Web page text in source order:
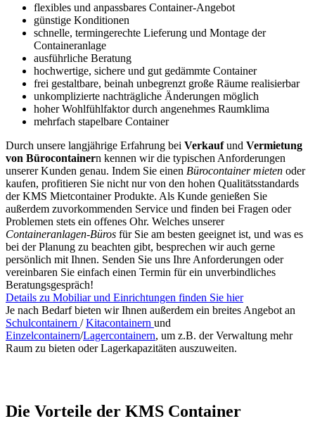
flexibles und anpassbares Container-Angebot
günstige Konditionen
schnelle, termingerechte Lieferung und Montage der
Containeranlage
ausführliche Beratung
hochwertige, sichere und gut gedämmte Container
frei gestaltbare, beinah unbegrenzt große Räume realisierbar
unkomplizierte nachträgliche Änderungen möglich
hoher Wohlfühlfaktor durch angenehmes Raumklima
mehrfach stapelbare Container
Durch unsere langjährige Erfahrung bei Verkaufund Vermietung
von Bürocontainern kennen wir die typischen Anforderungen
unserer Kunden genau. Indem Sie einen Bürocontainer mieten oder
kaufen, profitieren Sie nicht nur von den hohen Qualitätsstandards
der KMS Mietcontainer Produkte. Als Kunde genießen Sie
außerdem zuvorkommenden Service und finden bei Fragen oder
Problemen stets ein offenes Ohr. Welches unserer
Containeranlagen-Büros für Sie am besten geeignet ist, und was es
bei der Planung zu beachten gibt, besprechen wir auch gerne
persönlich mit Ihnen. Senden Sie uns Ihre Anforderungen oder
vereinbaren Sie einfach einen Termin für ein unverbindliches
Beratungsgespräch!
Details zu Mobiliar und Einrichtungen finden Sie hier
Je nach Bedarf bieten wir Ihnen außerdem ein breites Angebot an
Schulcontainern /Kitacontainern und
Einzelcontainern/Lagercontainern, um z.B. der Verwaltung mehr
Raum zu bieten oder Lagerkapazitäten auszuweiten.
Die Vorteile der KMS Container